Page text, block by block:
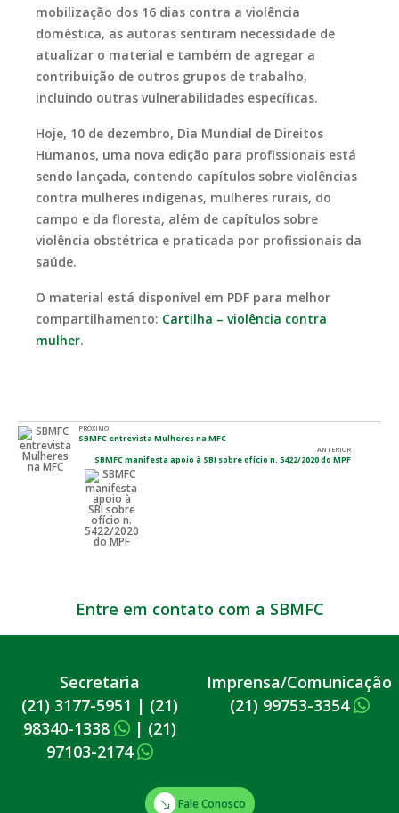
mobilização dos 16 dias contra a violência
doméstica, as autoras sentiram necessidade de
atualizar o material e também de agregar a
contribuição de outros grupos de trabalho,
incluindo outras vulnerabilidades específicas.
Hoje, 10 de dezembro, Dia Mundial de Direitos
Humanos, uma nova edição para profissionais está
sendo lançada, contendo capítulos sobre violências
contra mulheres indígenas, mulheres rurais, do
campo e da floresta, além de capítulos sobre
violência obstétrica e praticada por profissionais da
saúde.
O material está disponível em PDF para melhor
compartilhamento: Cartilha – violência contra
mulher.
PRÓXIMO
SBMFC entrevista Mulheres na MFC
ANTERIOR
SBMFC manifesta apoio à SBI sobre ofício n. 5422/2020 do MPF
Entre em contato com a SBMFC
Secretaria
(21) 3177-5951 | (21)
98340-1338
| (21)
97103-2174
Imprensa/Comunicação
(21) 99753-3354
Fale Conosco